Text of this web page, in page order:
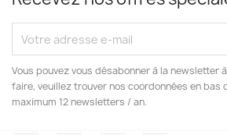
Vous pouvez vous désabonner à la newsletter
faire, veuillez trouver nos coordonnées en bas
maximum 12 newsletters / an.